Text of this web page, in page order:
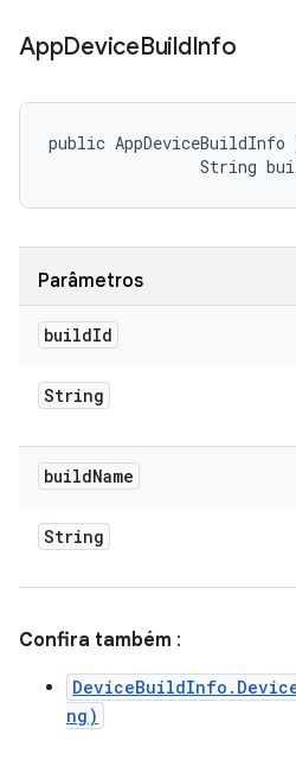
AppDeviceBuildInfo
public
String
Parâmetros
buildId
String
buildName
String
Confira também :
ng)